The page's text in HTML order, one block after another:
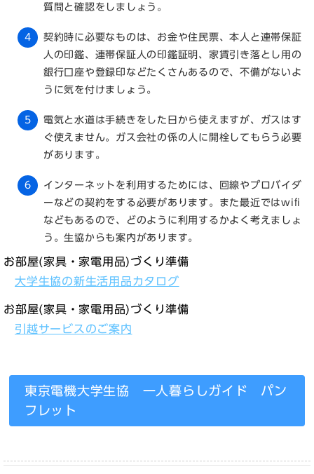
質問と確認をしましょう。
契約時に必要なものは、お金や住民票、本人と連帯保証
人の印鑑、連帯保証人の印鑑証明、家賃引き落とし用の
銀行口座や登録印などたくさんあるので、不備がないよ
うに気を付けましょう。
電気と水道は手続きをした日から使えますが、ガスはす
ぐ使えません。ガス会社の係の人に開栓してもらう必要
があります。
インターネットを利用するためには、回線やプロバイダ
ーなどの契約をする必要があります。また最近ではwifi
などもあるので、どのように利用するかよく考えましょ
う。生協からも案内があります。
お部屋(家具・家電用品)づくり準備
大学生協の新生活用品カタログ
お部屋(家具・家電用品)づくり準備
引越サービスのご案内
東京電機大学生協 一人暮らしガイド パン
フレット